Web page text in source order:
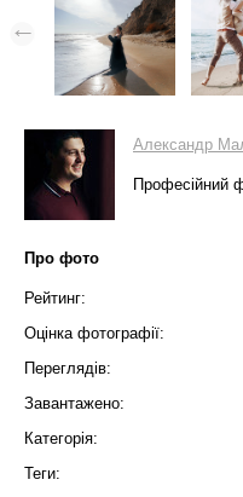
Александр
Професійний
Про фото
Рейтинг:
Оцінка фотографії:
Переглядів:
Завантажено:
Категорія:
Теги: